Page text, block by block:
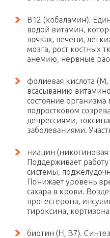
В12 (кобаламин).
водой витамин,
почках, печени,
мозга, рост костных
анемию, нервные
фолиевая кислота (М,
всасыванию
состояние
подростковом
депрессиями,
заболеваниями.
ниацин (никотиновая
Поддерживает
системы,
Понижает уровень
сахара в крови.
прогестерона,
тироксина,
биотин (Н, В7).